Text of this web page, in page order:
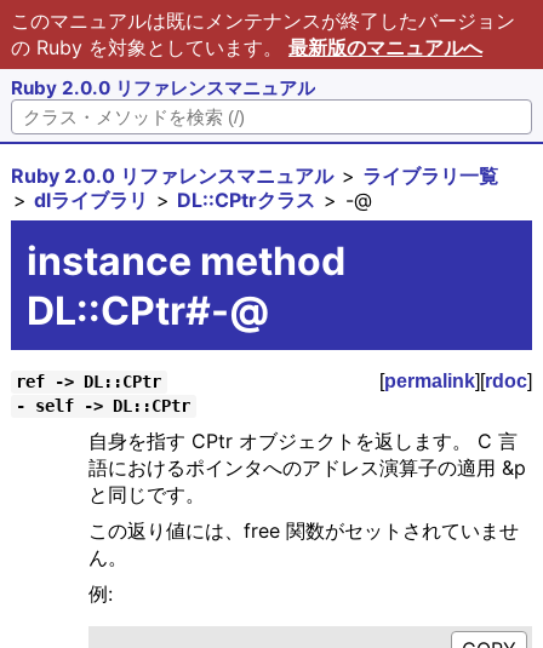
このマニュアルは既にメンテナンスが終了したバージョン
の Ruby を対象としています。 最新版のマニュアルへ
Ruby 2.0.0 リファレンスマニュアル
Ruby 2.0.0 リファレンスマニュアル
ライブラリ一覧
dlライブラリ
DL::CPtrクラス -@
instance method
DL::CPtr#-@
ref -> DL::CPtr [permalink][rdoc]
- self -> DL::CPtr
自身を指す CPtr オブジェクトを返します。 C 言
語におけるポインタへのアドレス演算子の適用 &p
と同じです。
この返り値には、free 関数がセットされていませ
ん。
例: